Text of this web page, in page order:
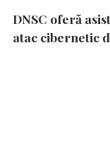
DNSC oferă
atac cibernetic